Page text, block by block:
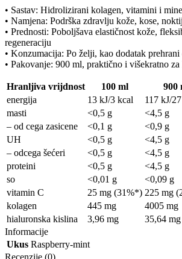
• Sastav: Hidrolizirani kolagen, vitamini i
• Namjena: Podrška zdravlju kože, kose,
• Prednosti: Poboljšava elastičnost kože,
regeneraciju
• Konzumacija: Po želji, kao dodatak prehrani
• Pakovanje: 900 ml, praktično i višekratno
Hranljiva vrijdnost 100 ml
900
energija
13 kJ/3 kcal
117 kJ/
masti
<0,5 g
<4,5 g
– od cega zasicene
<0,1 g
<0,9 g
UH
<0,5 g
<4,5 g
– odcega šećeri
<0,5 g
<4,5 g
proteini
<0,5 g
<4,5 g
so
<0,01 g
<0,09 g
vitamin C
25 mg (31%*) 225 mg
kolagen
445 mg
4005 mg
hialuronska kislina
3,96 mg
35,64 mg
Informacije
Ukus Raspberry-mint
Recenzije (0)